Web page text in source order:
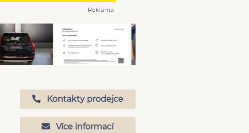
Reklama
Kontakty prodejce
Více informací